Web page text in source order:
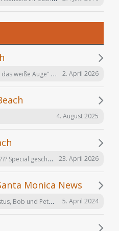
RRP Folge 242 "Die drei ??? und das weiße Auge" am 02.12. in Karlsruhe 2. April 2026
4. August 2025
Andreas Eschbach hat ein drei ??? Special geschrieben: "Die Auferstehung" 23. April 2026
Monica News
Mehr als "Die drei ???" – was Justus, Bob und Peter auch noch tun 5. April 2024